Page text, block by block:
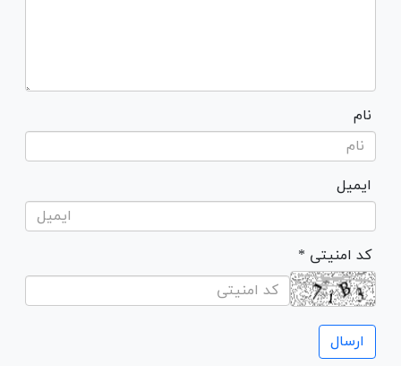
نام
ایمیل
* کد امنیتی